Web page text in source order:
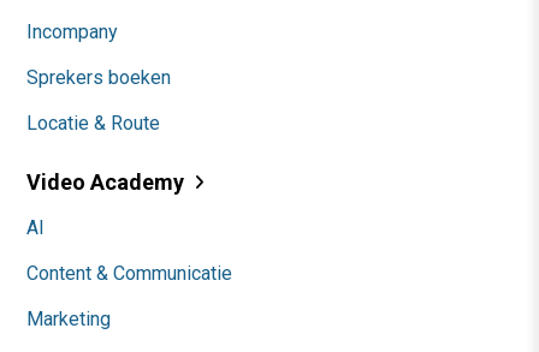
Incompany
Sprekers boeken
Locatie & Route
Video Academy
AI
Content & Communicatie
Marketing